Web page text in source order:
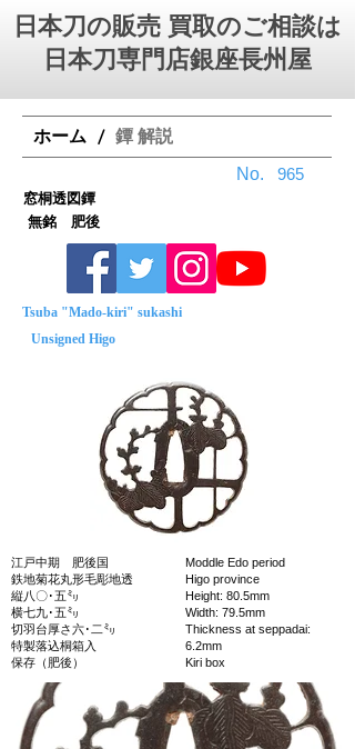
日本刀の販売 買取のご相談は
日本刀専門店銀座⻑州屋
ホーム / 鐔 解説
No.
無銘 肥後
Tsuba "Mado-kiri" sukashi
Unsigned Higo
江戸中期 肥後国
鉄地菊花丸形毛彫地透
縦八〇･五㍉
横七九･五㍉
切羽台厚さ六･二㍉
特製落込桐箱入
保存（肥後）
Moddle Edo period
Higo province
Height: 80.5mm
Width: 79.5mm
Thickness at seppadai:
6.2mm
Kiri box
窓桐透図鐔
965